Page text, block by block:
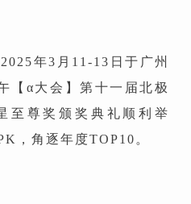
年3月11-13日于广州
【α大会】第十一届北极
至尊奖颁奖典礼顺利举
，角逐年度TOP10。